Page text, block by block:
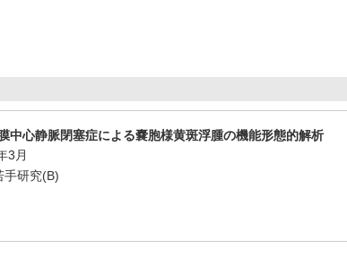
中心静脈閉塞症による嚢胞様黄斑浮腫の機能形態的解析
3月
研究(B)